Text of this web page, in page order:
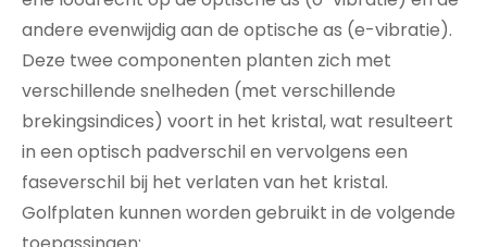
andere evenwijdig aan de optische as (e-vibratie).
Deze twee componenten planten zich met
verschillende snelheden (met verschillende
brekingsindices) voort in het kristal, wat resulteert
in een optisch padverschil en vervolgens een
faseverschil bij het verlaten van het kristal.
Golfplaten kunnen worden gebruikt in de volgende